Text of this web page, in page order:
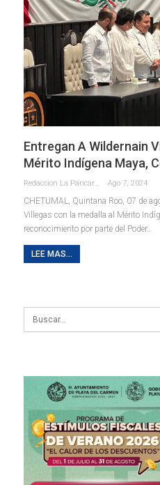
Entregan A Wildernain
Mérito Indígena Maya,
Redaccion La Pancarta De Quintana Roo Ago 7, 2024
CHETUMAL, Quintana Roo, 07 de
Villegas con la medalla al Mérito
reconocimiento por parte del Poder…
LEE MAS...